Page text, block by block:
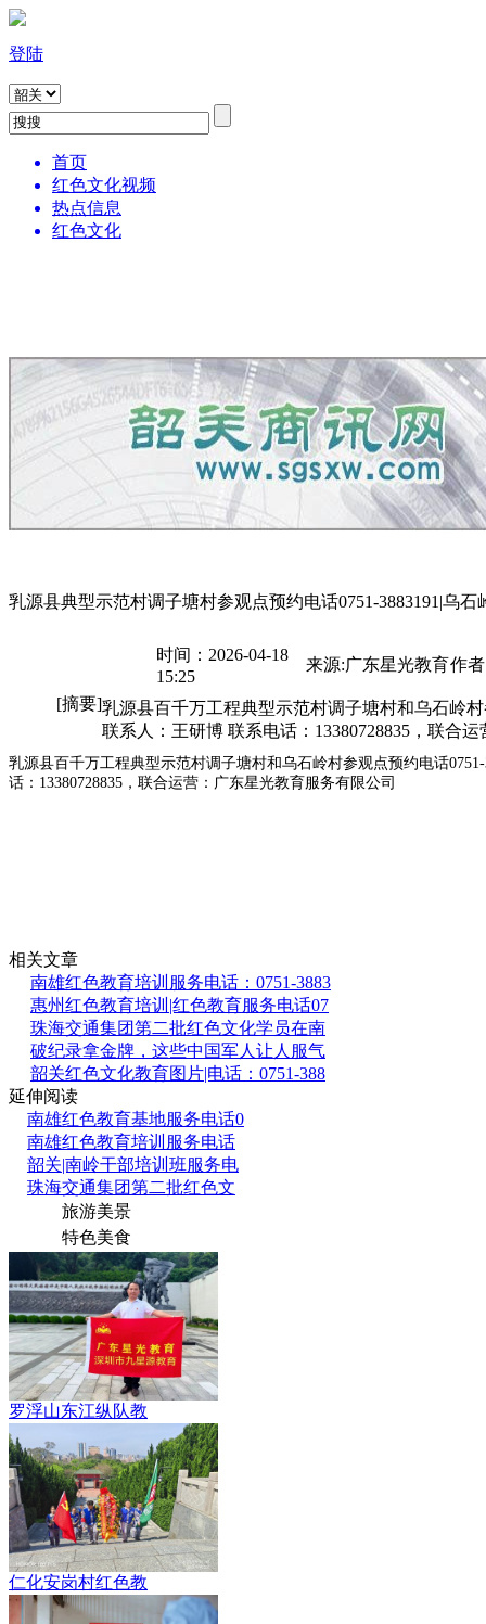
登陆
首页
红色文化视频
热点信息
红色文化
乳源县典型示范村调子塘村参观点预约电话0751-3883191|乌石
时间：2026-04-18
15:25
来源:广东星光教育作
[摘要]乳源县百千万工程典型示范村调子塘村和乌石岭村
联系人：王研博 联系电话：13380728835，联合
乳源县百千万工程典型示范村调子塘村和乌石岭村参观点预约电话
话：13380728835，联合运营：广东星光教育服务有限公司
相关文章
南雄红色教育培训服务电话：0751-3883
惠州红色教育培训|红色教育服务电话07
珠海交通集团第二批红色文化学员在南
破纪录拿金牌，这些中国军人让人服气
韶关红色文化教育图片|电话：0751-388
延伸阅读
南雄红色教育基地服务电话0
南雄红色教育培训服务电话
韶关|南岭干部培训班服务电
珠海交通集团第二批红色文
旅游美景
特色美食
罗浮山东江纵队教
仁化安岗村红色教